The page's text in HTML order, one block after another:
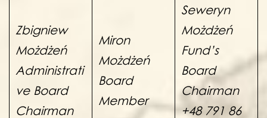
Zbigniew
Możdżeń
Administrati
ve Board
Chairman
Miron
Możdżeń
Board
Member
Seweryn
Możdżeń
Fund’s
Board
Chairman
+48 791 86